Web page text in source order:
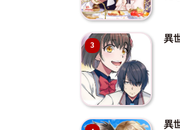
3
異
異